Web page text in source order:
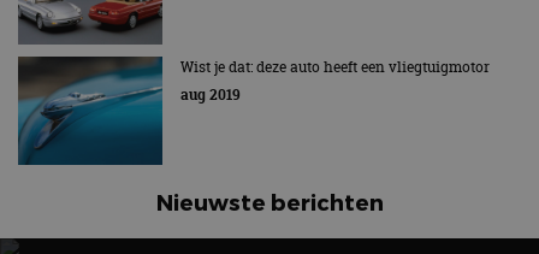
Wist je dat: deze auto heeft een vliegtuigmotor
aug 2019
Nieuwste berichten